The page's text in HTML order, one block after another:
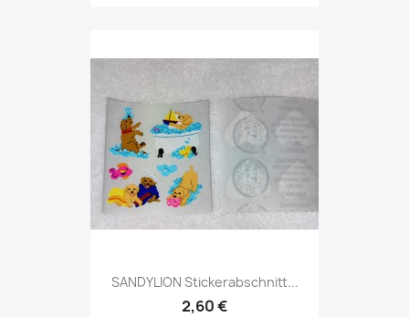
SANDYLION Stickerabschnitt...
2,60 €